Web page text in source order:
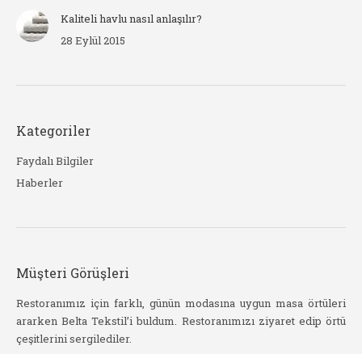
Kaliteli havlu nasıl anlaşılır?
28 Eylül 2015
Kategoriler
Faydalı Bilgiler
Haberler
Müşteri Görüşleri
Restoranımız için farklı, günün modasına uygun masa örtüleri
ararken Belta Tekstil’i buldum. Restoranımızı ziyaret edip örtü
çeşitlerini sergilediler.